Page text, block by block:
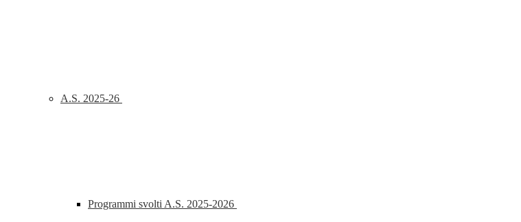
A.S. 2025-26
Programmi svolti A.S. 2025-2026